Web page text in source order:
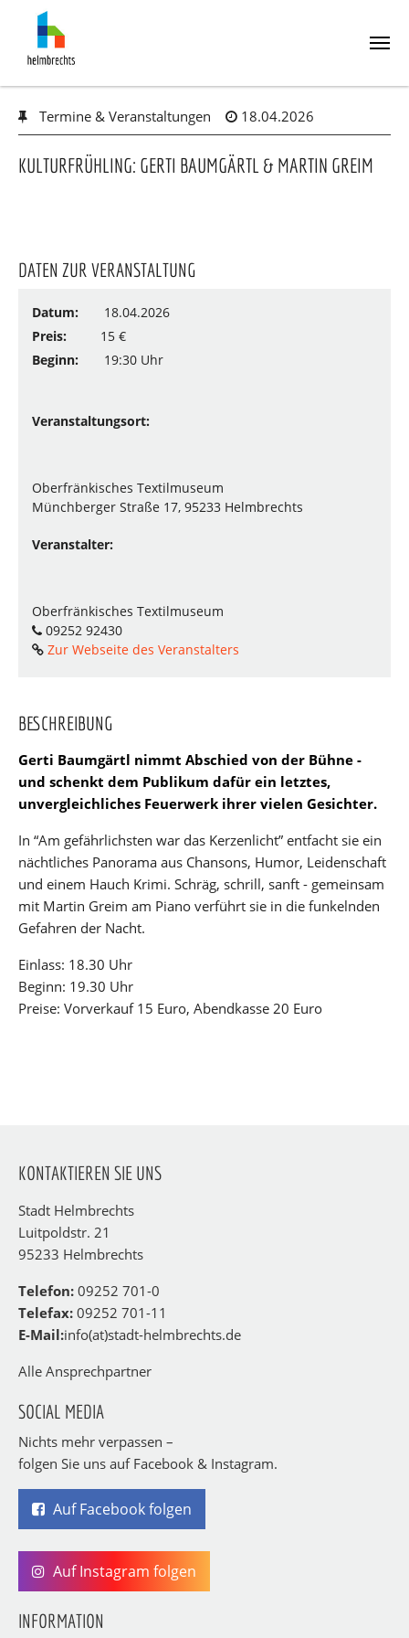
main
content
Termine & Veranstaltungen 18.04.2026
KULTURFRÜHLING: GERTI BAUMGÄRTL & MARTIN GREIM
DATEN ZUR VERANSTALTUNG
Datum:
18.04.2026
Preis:
15 €
Beginn:
19:30 Uhr
Veranstaltungsort:
Oberfränkisches Textilmuseum
Münchberger Straße 17, 95233 Helmbrechts
Veranstalter:
Oberfränkisches Textilmuseum
09252 92430
Zur Webseite des Veranstalters
BESCHREIBUNG
Gerti Baumgärtl nimmt Abschied von der Bühne -
und schenkt dem Publikum dafür ein letztes,
unvergleichliches Feuerwerk ihrer vielen Gesichter.
In “Am gefährlichsten war das Kerzenlicht” entfacht sie ein
nächtliches Panorama aus Chansons, Humor, Leidenschaft
und einem Hauch Krimi. Schräg, schrill, sanft - gemeinsam
mit Martin Greim am Piano verführt sie in die funkelnden
Gefahren der Nacht.
Einlass: 18.30 Uhr
Beginn: 19.30 Uhr
Preise: Vorverkauf 15 Euro, Abendkasse 20 Euro
KONTAKTIEREN SIE UNS
Stadt Helmbrechts
Luitpoldstr. 21
95233 Helmbrechts
Telefon: 09252 701-0
Telefax: 09252 701-11
E-Mail:info(at)stadt-helmbrechts.de
Alle Ansprechpartner
SOCIAL MEDIA
Nichts mehr verpassen –
folgen Sie uns auf Facebook & Instagram.
Auf Facebook folgen
Auf Instagram folgen
INFORMATION